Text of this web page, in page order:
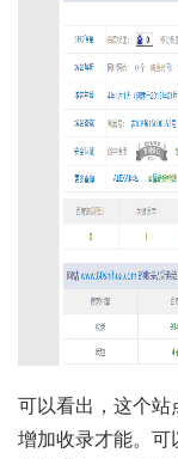
可以看出，这个站
增加收录才能。可